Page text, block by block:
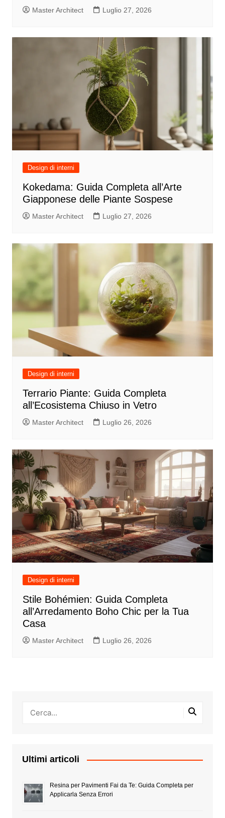
Master Architect Luglio 27, 2026
Design di interni
Kokedama: Guida Completa all’Arte
Giapponese delle Piante Sospese
Master Architect Luglio 27, 2026
Design di interni
Terrario Piante: Guida Completa
all’Ecosistema Chiuso in Vetro
Master Architect Luglio 26, 2026
Design di interni
Stile Bohémien: Guida Completa
all’Arredamento Boho Chic per la Tua
Casa
Master Architect Luglio 26, 2026
Ultimi articoli
Resina per Pavimenti Fai da Te: Guida Completa per
Applicarla Senza Errori